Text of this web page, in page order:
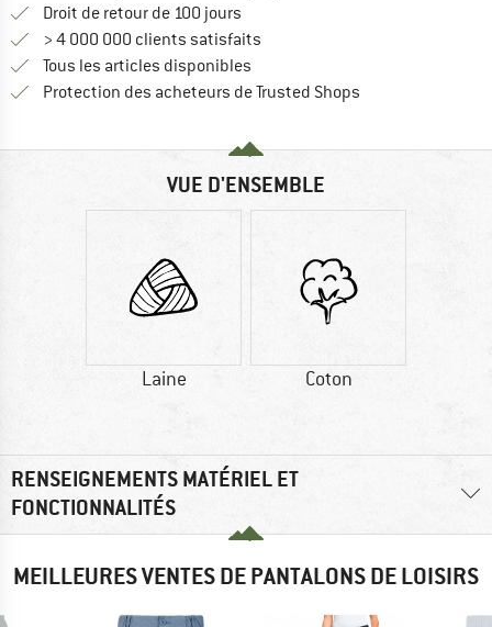
Droit de retour de 100 jours
> 4 000 000 clients satisfaits
Tous les articles disponibles
Protection des acheteurs de Trusted Shops
VUE D'ENSEMBLE
Laine Coton
RENSEIGNEMENTS MATÉRIEL ET
FONCTIONNALITÉS
MEILLEURES VENTES DE PANTALONS DE LOISIRS